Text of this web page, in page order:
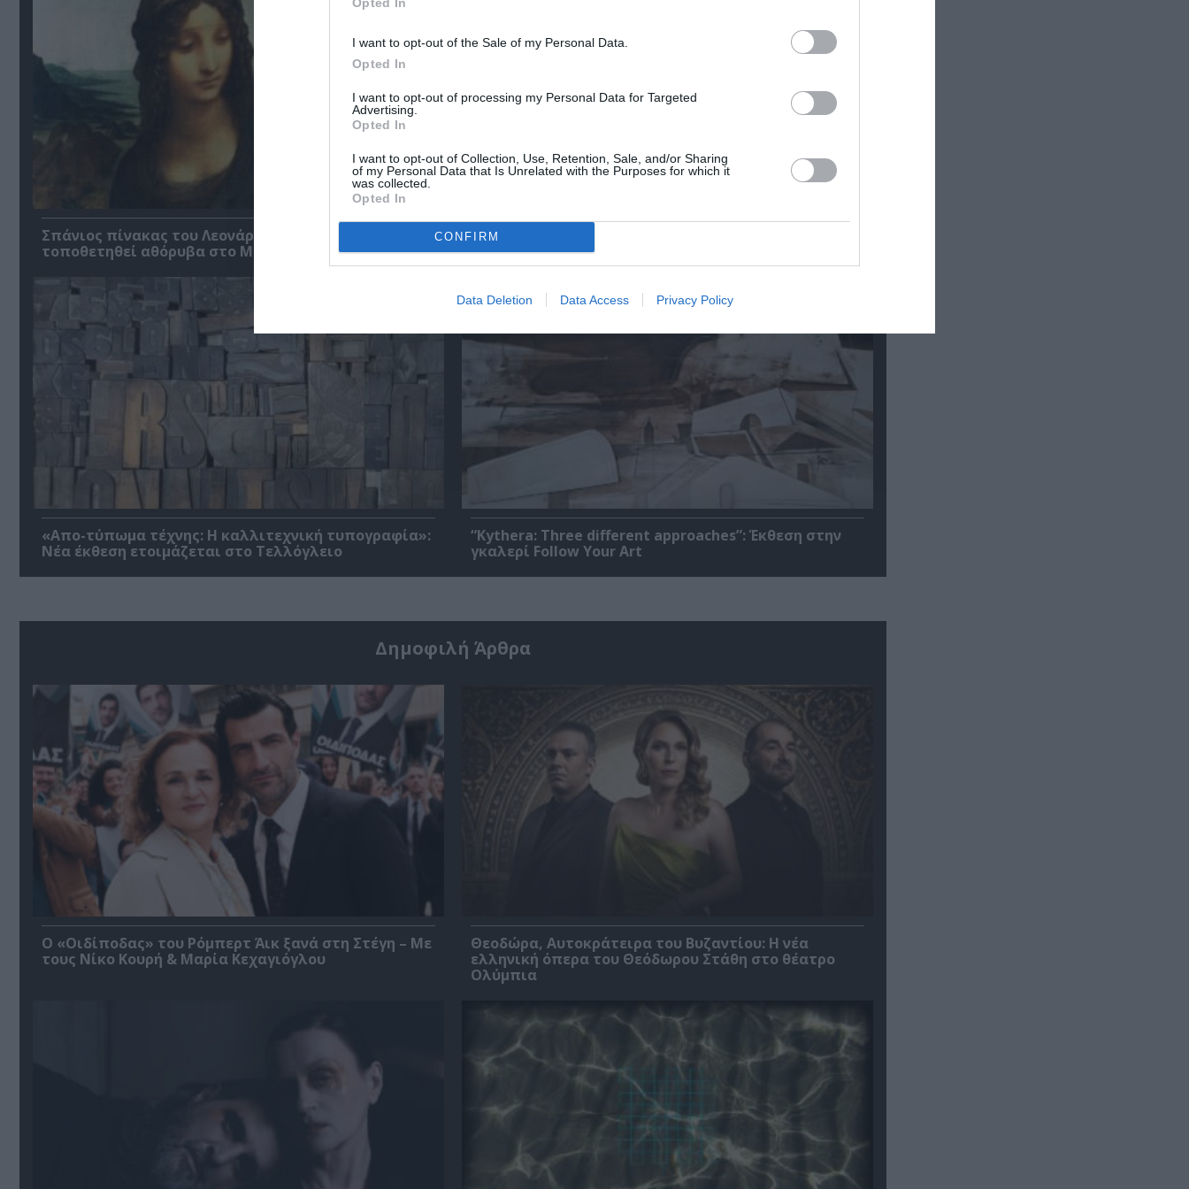
I want to opt-out of the Sale of my Personal Data.
Opted In
I want to opt-out of processing my Personal Data for Targeted
Advertising.
Opted In
I want to opt-out of Collection, Use, Retention, Sale, and/or Sharing
of my Personal Data that Is Unrelated with the Purposes for which it
was collected.
Opted In
CONFIRM
Data Deletion Data Access Privacy Policy
Σπάνιος πίνακας του Λεονάρντο Ντα Βίντσι έχει
τοποθετηθεί αθόρυβα στο MET
Χρήστος Κεχαγιόγλου – Μες στο φως: Έκθεση στον
χώρο τέχνης Ώχρα Μπλε
«Απο-τύπωμα τέχνης: H καλλιτεχνική τυπογραφία»:
Νέα έκθεση ετοιμάζεται στο Τελλόγλειο
“Kythera: Three different approaches”: Έκθεση στην
γκαλερί Follow Your Art
Δημοφιλή Άρθρα
O «Οιδίποδας» του Ρόμπερτ Άικ ξανά στη Στέγη – Με
τους Νίκο Κουρή & Μαρία Κεχαγιόγλου
Θεοδώρα, Αυτοκράτειρα του Βυζαντίου: Η νέα
ελληνική όπερα του Θεόδωρου Στάθη στο θέατρο
Ολύμπια